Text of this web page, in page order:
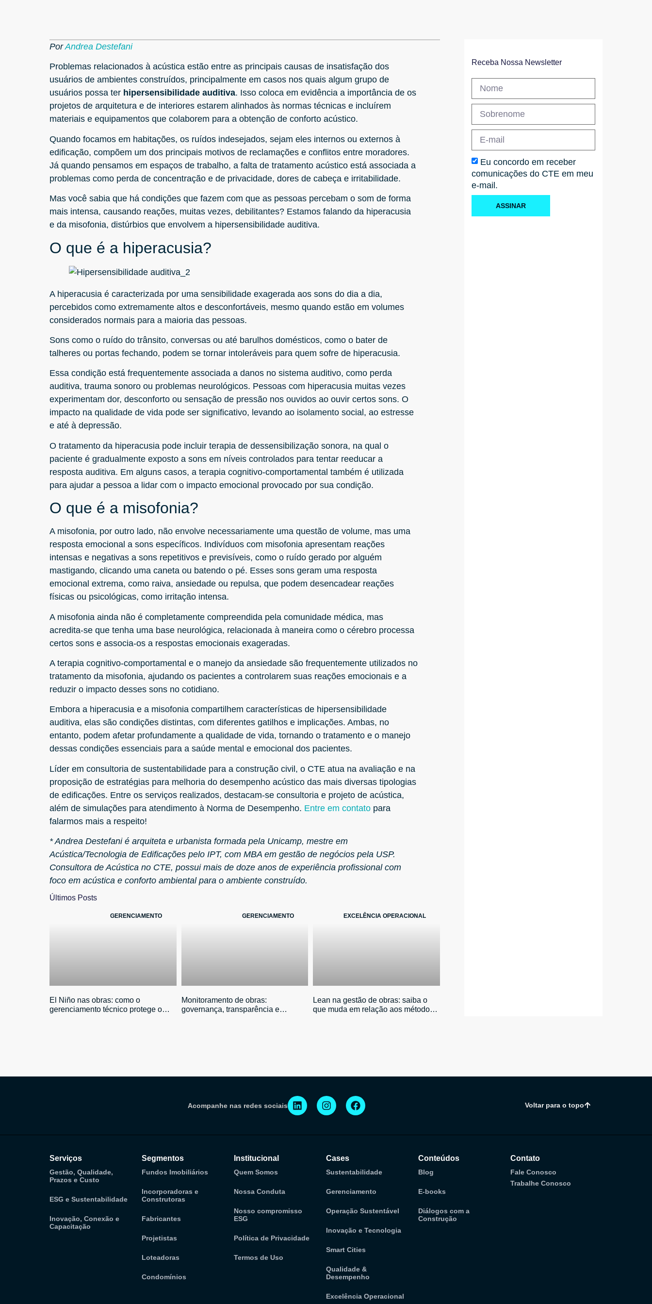
PorAndrea Destefani
Problemas relacionados à acústica estão entre as principais causas de insatisfação dos
usuários de ambientes construídos, principalmente em casos nos quais algum grupo de
usuários possa ter hipersensibilidade auditiva. Isso coloca em evidência a importância de os
projetos de arquitetura e de interiores estarem alinhados às normas técnicas e incluírem
materiais e equipamentos que colaborem para a obtenção de conforto acústico.
Quando focamos em habitações, os ruídos indesejados, sejam eles internos ou externos à
edificação, compõem um dos principais motivos de reclamações e conflitos entre moradores.
Já quando pensamos em espaços de trabalho, a falta de tratamento acústico está associada a
problemas como perda de concentração e de privacidade, dores de cabeça e irritabilidade.
Mas você sabia que há condições que fazem com que as pessoas percebam o som de forma
mais intensa, causando reações, muitas vezes, debilitantes? Estamos falando da hiperacusia
e da misofonia, distúrbios que envolvem a hipersensibilidade auditiva.
O que é a hiperacusia?
A hiperacusia é caracterizada por uma sensibilidade exagerada aos sons do dia a dia,
percebidos como extremamente altos e desconfortáveis, mesmo quando estão em volumes
considerados normais para a maioria das pessoas.
Sons como o ruído do trânsito, conversas ou até barulhos domésticos, como o bater de
talheres ou portas fechando, podem se tornar intoleráveis para quem sofre de hiperacusia.
Essa condição está frequentemente associada a danos no sistema auditivo, como perda
auditiva, trauma sonoro ou problemas neurológicos. Pessoas com hiperacusia muitas vezes
experimentam dor, desconforto ou sensação de pressão nos ouvidos ao ouvir certos sons. O
impacto na qualidade de vida pode ser significativo, levando ao isolamento social, ao estresse
e até à depressão.
O tratamento da hiperacusia pode incluir terapia de dessensibilização sonora, na qual o
paciente é gradualmente exposto a sons em níveis controlados para tentar reeducar a
resposta auditiva. Em alguns casos, a terapia cognitivo-comportamental também é utilizada
para ajudar a pessoa a lidar com o impacto emocional provocado por sua condição.
O que é a misofonia?
A misofonia, por outro lado, não envolve necessariamente uma questão de volume, mas uma
resposta emocional a sons específicos. Indivíduos com misofonia apresentam reações
intensas e negativas a sons repetitivos e previsíveis, como o ruído gerado por alguém
mastigando, clicando uma caneta ou batendo o pé. Esses sons geram uma resposta
emocional extrema, como raiva, ansiedade ou repulsa, que podem desencadear reações
físicas ou psicológicas, como irritação intensa.
A misofonia ainda não é completamente compreendida pela comunidade médica, mas
acredita-se que tenha uma base neurológica, relacionada à maneira como o cérebro processa
certos sons e associa-os a respostas emocionais exageradas.
A terapia cognitivo-comportamental e o manejo da ansiedade são frequentemente utilizados no
tratamento da misofonia, ajudando os pacientes a controlarem suas reações emocionais e a
reduzir o impacto desses sons no cotidiano.
Embora a hiperacusia e a misofonia compartilhem características de hipersensibilidade
auditiva, elas são condições distintas, com diferentes gatilhos e implicações. Ambas, no
entanto, podem afetar profundamente a qualidade de vida, tornando o tratamento e o manejo
dessas condições essenciais para a saúde mental e emocional dos pacientes.
Líder em consultoria de sustentabilidade para a construção civil, o CTE atua na avaliação e na
proposição de estratégias para melhoria do desempenho acústico das mais diversas tipologias
de edificações. Entre os serviços realizados, destacam-se consultoria e projeto de acústica,
além de simulações para atendimento à Norma de Desempenho. Entre em contato para
falarmos mais a respeito!
* Andrea Destefani é arquiteta e urbanista formada pela Unicamp, mestre em
Acústica/Tecnologia de Edificações pelo IPT, com MBA em gestão de negócios pela USP.
Consultora de Acústica no CTE, possui mais de doze anos de experiência profissional com
foco em acústica e conforto ambiental para o ambiente construído.
Últimos Posts
GERENCIAMENTO
El Niño nas obras: como o
gerenciamento técnico protege o
GERENCIAMENTO
Monitoramento de obras:
governança, transparência e
EXCELÊNCIA OPERACIONAL
Lean na gestão de obras: saiba o
que muda em relação aos métodos
Receba Nossa Newsletter
Eu concordo em receber
comunicações do CTE em meu
e-mail.
ASSINAR
Acompanhe nas redes sociais Voltar para o topo
Serviços
Gestão, Qualidade,
Prazos e Custo
ESG e Sustentabilidade
Inovação, Conexão e
Capacitação
Segmentos
Fundos Imobiliários
Incorporadoras e
Construtoras
Fabricantes
Projetistas
Loteadoras
Condomínios
Institucional
Quem Somos
Nossa Conduta
Nosso compromisso
ESG
Política de Privacidade
Termos de Uso
Cases
Sustentabilidade
Gerenciamento
Operação Sustentável
Inovação e Tecnologia
Smart Cities
Qualidade &
Desempenho
Excelência Operacional
Conteúdos
Blog
E-books
Diálogos com a
Construção
Contato
Fale Conosco
Trabalhe Conosco